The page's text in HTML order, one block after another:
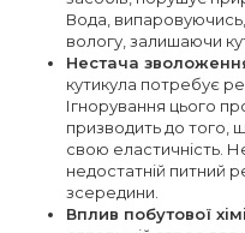
Вода,
вологу, залишаючи
Нестача
кутикула потребує
Ігнорування цього
призводить до того,
свою еластичність.
недостатній питний
зсередини.
Вплив побутової